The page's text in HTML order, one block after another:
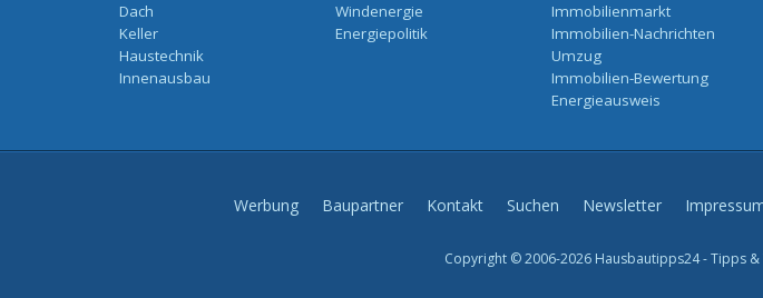
Dach
Keller
Haustechnik
Innenausbau
Windenergie
Energiepolitik
Immobilienmarkt
Immobilien-Nachrichten
Umzug
Immobilien-Bewertung
Energieausweis
Werbung Baupartner Kontakt Suchen Newsletter
Copyright © 2006-2026 Hausbautipps24 - Tipps